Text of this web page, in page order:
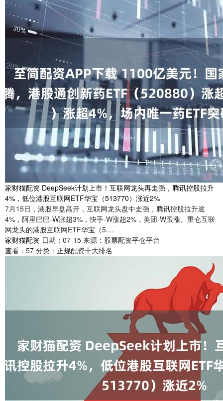
家财猫配资 DeepSeek计划上市！互联网龙头再走强，腾讯控股拉升
4%，低位港股互联网ETF华宝（513770）涨近2%
7月15日，港股早盘高开，互联网龙头盘中走强，腾讯控股拉升逾
4%，阿里巴巴-W涨超3%，快手-W涨超2%，美团-W跟涨。重仓互联
网龙头的港股互联网ETF华宝（5....
家财猫配资 日期：07-15 来源：股票配资平仓平台
查看： 57 分类： 正规配资十大排名